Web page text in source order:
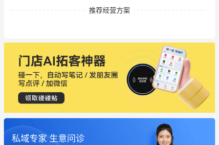
推荐经营方案
私域专家 生意问诊